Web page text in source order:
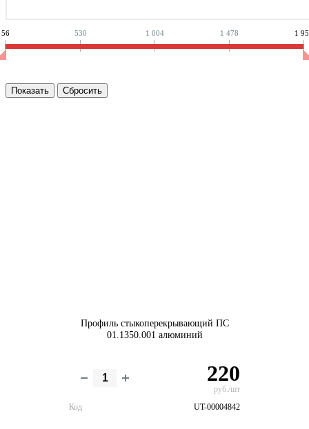
56 530 1 004 1 478 1
Профиль стыкоперекрывающий ПС
01.1350.001 алюминий
220
руб./шт
Код
UT-00004842